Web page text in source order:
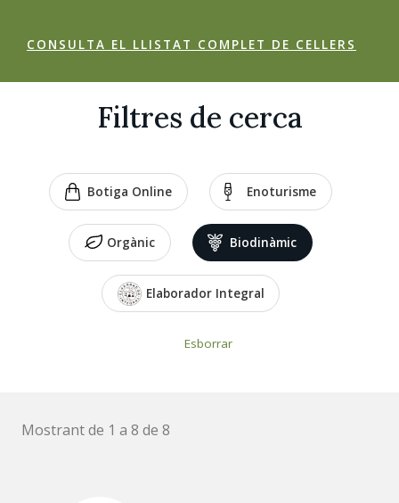
CONSULTA EL LLISTAT COMPLET DE CELLERS
Filtres de cerca
Botiga Online Enoturisme
Orgànic Biodinàmic
Elaborador Integral
Esborrar
Mostrant de 1 a 8 de 8